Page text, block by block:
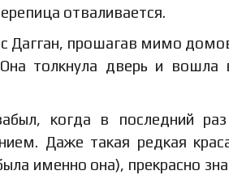
отваливается.
Дагган, прошагав мимо
толкнула дверь и
когда в последний
Даже такая редкая
именно она), прекрасно